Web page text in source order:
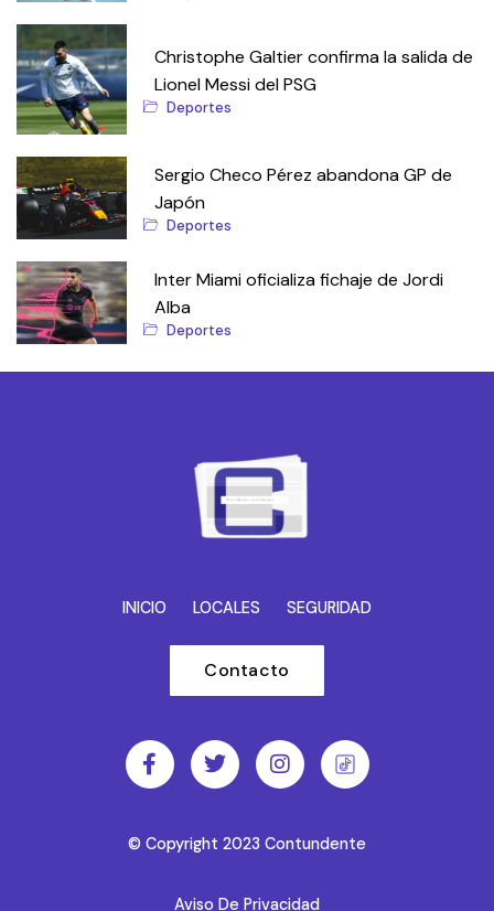
Christophe Galtier confirma la salida de
Lionel Messi del PSG
Deportes
Sergio Checo Pérez abandona GP de
Japón
Deportes
Inter Miami oficializa fichaje de Jordi
Alba
Deportes
INICIO LOCALES SEGURIDAD
Contacto
© Copyright 2023 Contundente
Aviso De Privacidad